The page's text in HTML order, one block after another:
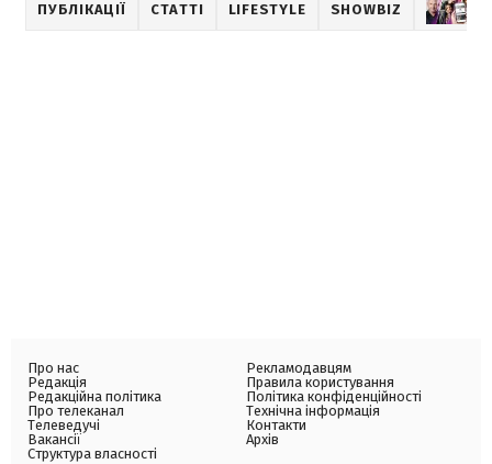
ПУБЛІКАЦІЇ СТАТТІ LIFESTYLE SHOWBIZ
Про нас
Редакція
Редакційна політика
Про телеканал
Телеведучі
Вакансії
Структура власності
Рекламодавцям
Правила користування
Політика конфіденційності
Технічна інформація
Контакти
Архів